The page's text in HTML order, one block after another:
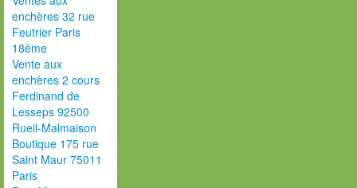
enchères 32 rue
Feutrier Paris
18ème
Vente aux
enchères 2 cours
Ferdinand de
Lesseps 92500
Rueil-Malmaison
Boutique 175 rue
Saint Maur 75011
Paris